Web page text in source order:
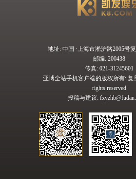
地址: 中国 ·上海市淞沪路2005号
邮编: 200438
传真: 021-31245601
亚博全站手机客户端的版权所有: 复
rights reserved
投稿与建议: